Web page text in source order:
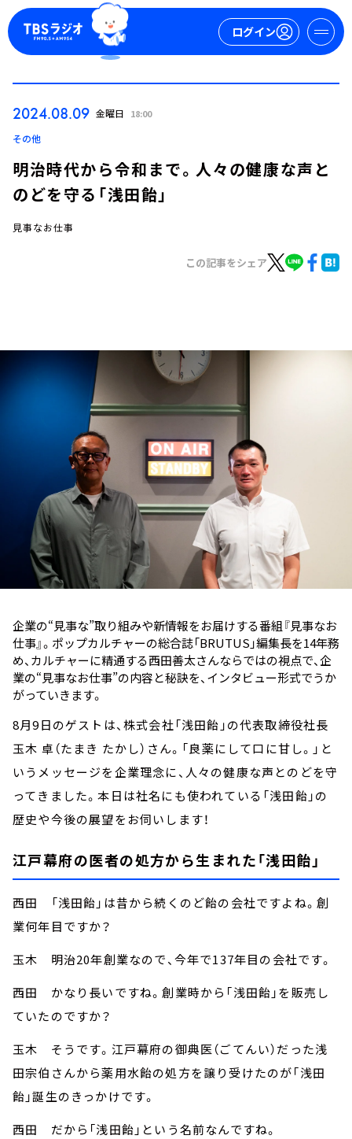
ログイン
お知らせ
イベント・グッズ
YouTube
会社情報
2024.08.09 金曜日 18:00
その他
明治時代から令和まで。人々の健康な声と
のどを守る「浅田飴」
見事なお仕事
この記事をシェア
企業の“見事な”取り組みや新情報をお届けする番組『見事なお
仕事』。ポップカルチャーの総合誌「BRUTUS」編集長を14年務
め、カルチャーに精通する西田善太さんならではの視点で、企
業の“見事なお仕事”の内容と秘訣を、インタビュー形式でうか
がっていきます。
8月9日のゲストは、株式会社「浅田飴」の代表取締役社長
玉木 卓（たまき たかし）さん。「良薬にして口に甘し。」と
いうメッセージを企業理念に、人々の健康な声とのどを守
ってきました。本日は社名にも使われている「浅田飴」の
歴史や今後の展望をお伺いします！
江戸幕府の医者の処方から生まれた「浅田飴」
西田 「浅田飴」は昔から続くのど飴の会社ですよね。創
業何年目ですか？
玉木 明治20年創業なので、今年で137年目の会社です。
西田 かなり長いですね。創業時から「浅田飴」を販売し
ていたのですか？
玉木 そうです。江戸幕府の御典医（ごてんい）だった浅
田宗伯さんから薬用水飴の処方を譲り受けたのが「浅田
飴」誕生のきっかけです。
西田 だから「浅田飴」という名前なんですね。